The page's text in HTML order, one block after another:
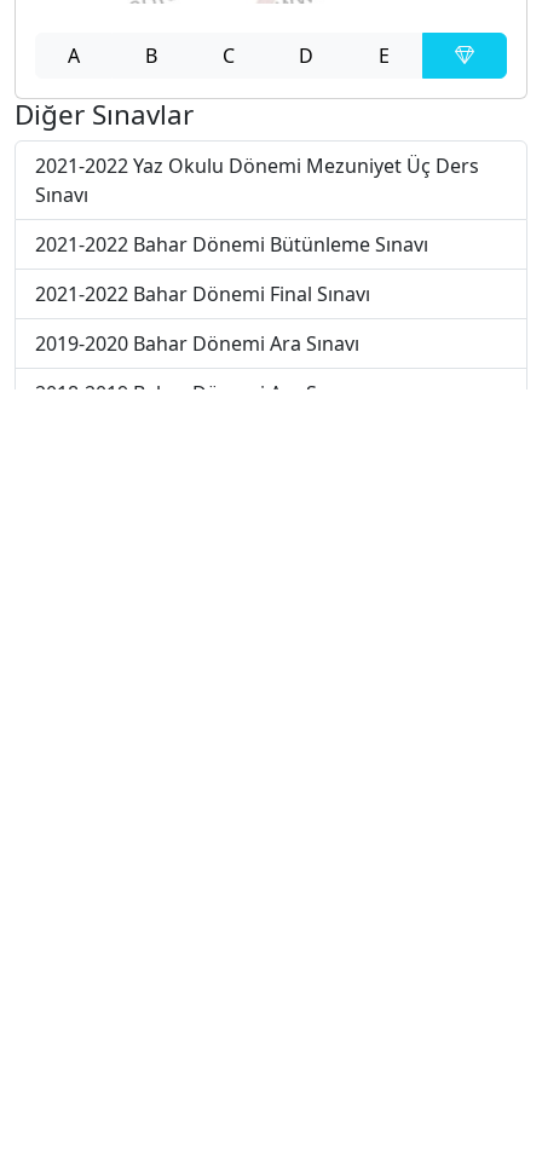
A B C D E
Diğer Sınavlar
2021-2022 Yaz Okulu Dönemi Mezuniyet Üç Ders
Sınavı
2021-2022 Bahar Dönemi Bütünleme Sınavı
2021-2022 Bahar Dönemi Final Sınavı
2019-2020 Bahar Dönemi Ara Sınavı
2018-2019 Bahar Dönemi Ara Sınavı